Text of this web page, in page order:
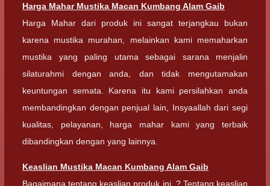
Harga Mahar Mustika Macan Kumbang Alam Gaib
Harga Mahar dari produk ini sangat terjangkau bukan
karena mustika murahan, melainkan kami memaharkan
mustika yang paling utama sebagai sarana menjalin
silaturahmi dengan anda, dan tidak mengutamakan
keuntungan semata. Karena itu kami persilahkan anda
membandingkan dengan penjual lain, Insyaallah dari segi
kualitas, pelayanan, harga mahar kami yang terbaik
dibandingkan dengan yang lainnya.
Keaslian Mustika Macan Kumbang Alam Gaib
Bagaimana tentang keaslian produk ini ? Tentang keaslian